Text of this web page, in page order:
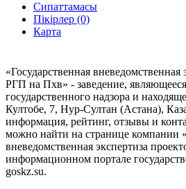
Сипаттамасы
Пікірлер (0)
Карта
«Государственная вневедомственная
РГП на Пхв» - заведение,
государственного надзора и
Култобе, 7, Нур-Султан (Астана),
информация, рейтинг, отзывы и
можно найти на странице компании
вневедомственная экспертиза
информационном портале
goskz.su.